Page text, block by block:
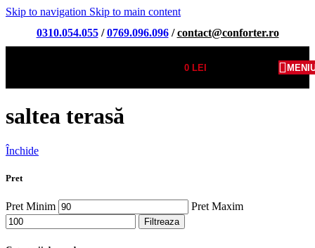
Skip to navigation Skip to main content
0310.054.055/0769.096.096/contact@conforter.ro
0LEI
saltea terasă
Închide
Pret
Pret Minim Pret Maxim
Filtreaza